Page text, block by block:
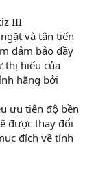
III
và tân tiến
đảm bảo đầy
thị hiếu của
hãng bởi
ưu tiên độ bền
được thay đổi
đích về tính